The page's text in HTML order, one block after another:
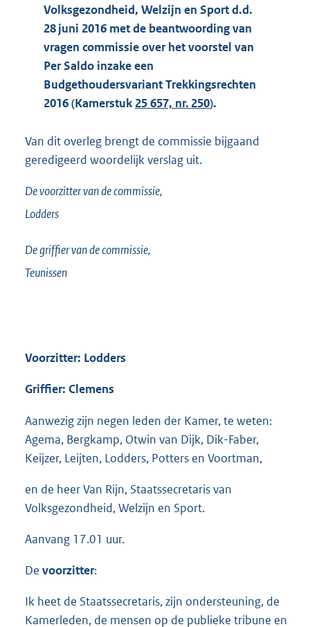
Volksgezondheid, Welzijn en Sport d.d.
28 juni 2016 met de beantwoording van
vragen commissie over het voorstel van
Per Saldo inzake een
Budgethoudersvariant Trekkingsrechten
2016 (Kamerstuk 25 657, nr. 250).
Van dit overleg brengt de commissie bijgaand
geredigeerd woordelijk verslag uit.
De voorzitter van de commissie,
Lodders
De griffier van de commissie,
Teunissen
Voorzitter: Lodders
Griffier: Clemens
Aanwezig zijn negen leden der Kamer, te weten:
Agema, Bergkamp, Otwin van Dijk, Dik-Faber,
Keijzer, Leijten, Lodders, Potters en Voortman,
en de heer Van Rijn, Staatssecretaris van
Volksgezondheid, Welzijn en Sport.
Aanvang 17.01 uur.
De voorzitter:
Ik heet de Staatssecretaris, zijn ondersteuning, de
Kamerleden, de mensen op de publieke tribune en